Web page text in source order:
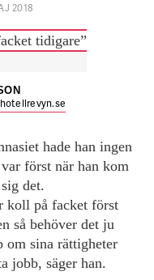
2018
hade han ingen
först när han kom
det.
koll på facket först
så behöver det ju
om sina rättigheter
jobb, säger han.